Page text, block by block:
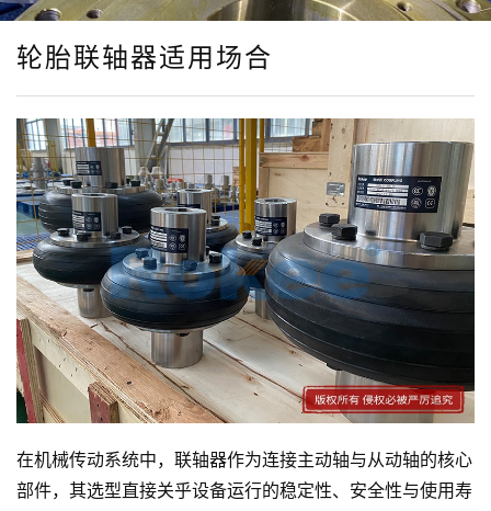
轮胎联轴器适用场合
在机械传动系统中，联轴器作为连接主动轴与从动轴的核心
部件，其选型直接关乎设备运行的稳定性、安全性与使用寿